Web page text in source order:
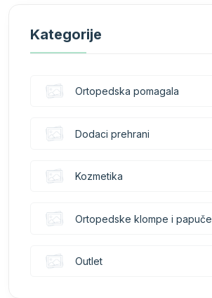
Kategorije
Ortopedska pomagala
Dodaci prehrani
Kozmetika
Ortopedske klompe i papuče
Outlet